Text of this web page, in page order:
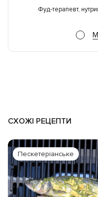
Фуд-терапевт,
СХОЖІ РЕЦЕПТИ
Пескетеріанське